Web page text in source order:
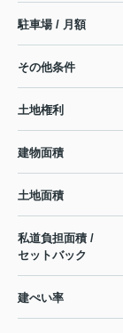
駐車場 / 月額
その他条件
土地権利
建物面積
土地面積
私道負担面積 /
セットバック
建ぺい率